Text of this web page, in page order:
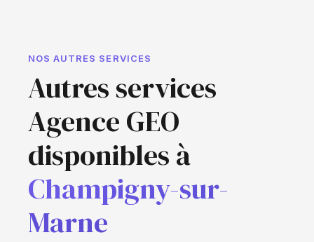
NOS AUTRES SERVICES
Autres services
Agence GEO
disponibles à
Champigny-sur-
Marne